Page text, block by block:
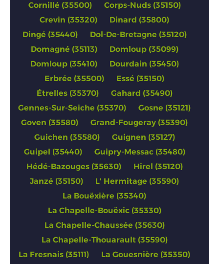
Cornillé (35500)
Corps-Nuds (35150)
Crevin (35320)
Dinard (35800)
Dingé (35440)
Dol-De-Bretagne (35120)
Domagné (35113)
Domloup (35099)
Domloup (35410)
Dourdain (35450)
Erbrée (35500)
Essé (35150)
Étrelles (35370)
Gahard (35490)
Gennes-Sur-Seiche (35370)
Gosne (35121)
Goven (35580)
Grand-Fougeray (35390)
Guichen (35580)
Guignen (35127)
Guipel (35440)
Guipry-Messac (35480)
Hédé-Bazouges (35630)
Hirel (35120)
Janzé (35150)
L' Hermitage (35590)
La Bouëxière (35340)
La Chapelle-Bouëxic (35330)
La Chapelle-Chaussée (35630)
La Chapelle-Thouarault (35590)
La Fresnais (35111)
La Gouesnière (35350)